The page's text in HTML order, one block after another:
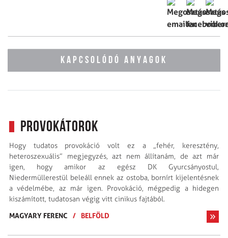
KAPCSOLÓDÓ ANYAGOK
Provokátorok
Hogy tudatos provokáció volt ez a „fehér, keresztény,
heteroszexuális” megjegyzés, azt nem állítanám, de azt már
igen, hogy amikor az egész DK Gyurcsányostul,
Niedermüllerestül beleáll ennek az ostoba, bornírt kijelentésnek
a védelmébe, az már igen. Provokáció, mégpedig a hidegen
kiszámított, tudatosan végig vitt cinikus fajtából.
MAGYARY FERENC
/ BELFÖLD